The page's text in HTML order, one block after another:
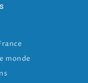
monde